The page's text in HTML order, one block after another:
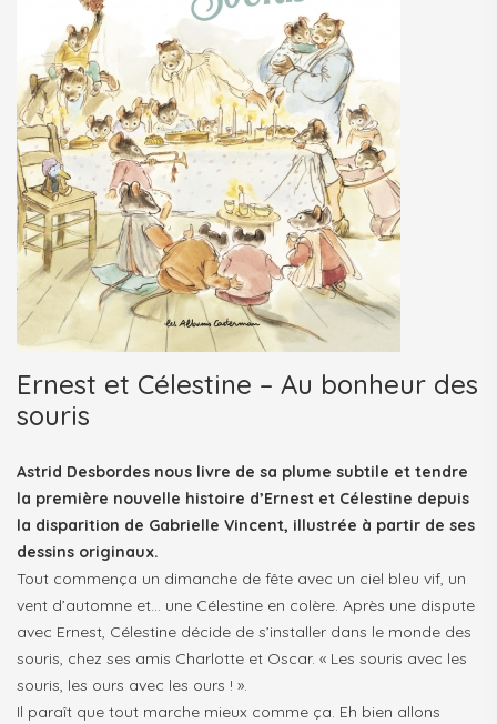
Ernest et Célestine – Au bonheur des
souris
Astrid Desbordes nous livre de sa plume subtile et tendre
la première nouvelle histoire d’Ernest et Célestine depuis
la disparition de Gabrielle Vincent, illustrée à partir de ses
dessins originaux.
Tout commença un dimanche de fête avec un ciel bleu vif, un
vent d’automne et… une Célestine en colère. Après une dispute
avec Ernest, Célestine décide de s’installer dans le monde des
souris, chez ses amis Charlotte et Oscar. « Les souris avec les
souris, les ours avec les ours ! ».
Il paraît que tout marche mieux comme ça. Eh bien allons